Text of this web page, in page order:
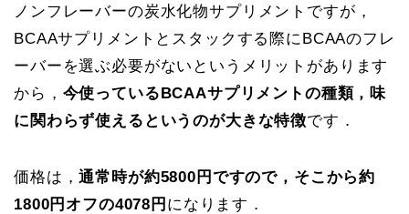
ノンフレーバーの炭水化物サプリメントですが，
BCAAサプリメントとスタックする際にBCAAのフレ
ーバーを選ぶ必要がないというメリットがあります
から， 今使っているBCAAサプリメントの種類，味
に関わらず使えるというのが大きな特徴です．
価格は，通常時が約5800円ですので，そこから約
1800円オフの4078円 になります．